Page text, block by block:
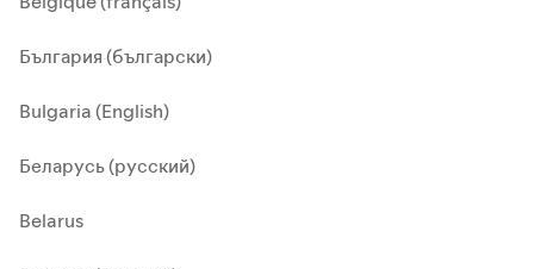
България (български)
Bulgaria (English)
Беларусь (русский)
Belarus